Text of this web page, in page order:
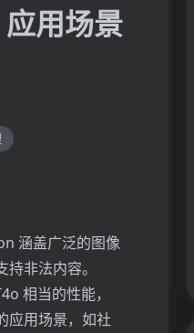
用场景
涵盖广泛的图像
非法内容。
相当的性能，
应用场景，如社